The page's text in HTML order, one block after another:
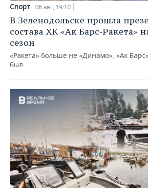
Спорт 06 авг, 19:10
В Зеленодольске прошла
состава ХК «Ак Барс-Ракета»
сезон
«Ракета» больше не «Динамо», «Ак
был